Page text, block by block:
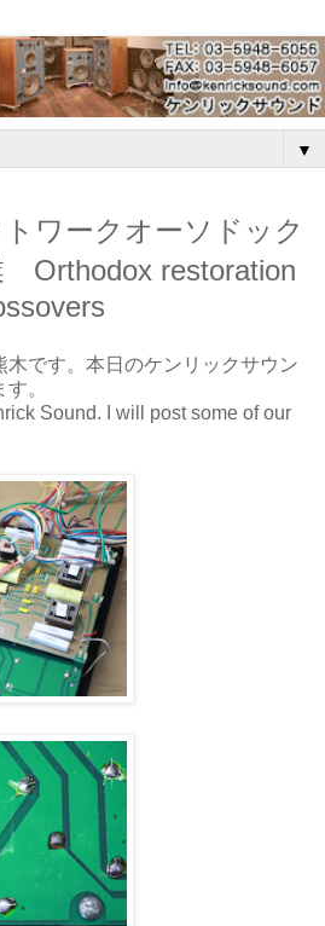
▼
ワークオーソドック
Orthodox restoration
です。本日のケンリックサウン
。
Sound. I will post some of our